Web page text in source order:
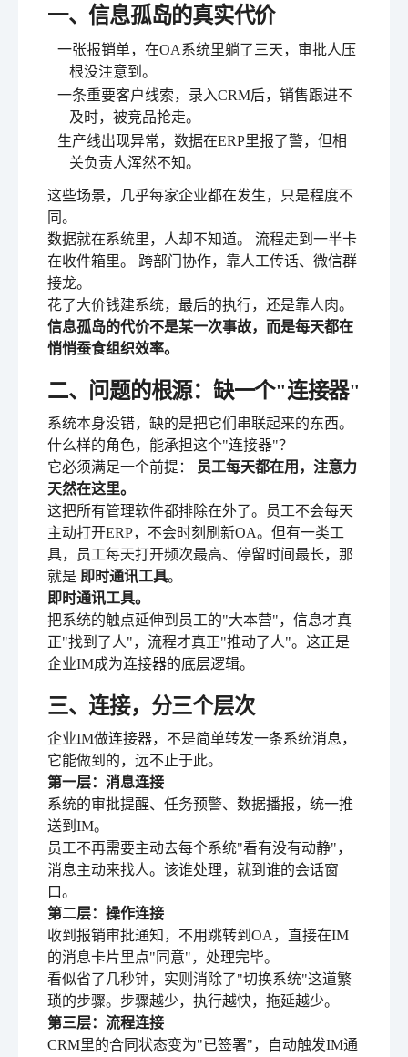
一、信息孤岛的真实代价
一张报销单，在OA系统里躺了三天，审批人压
根没注意到。
一条重要客户线索，录入CRM后，销售跟进不
及时，被竞品抢走。
生产线出现异常，数据在ERP里报了警，但相
关负责人浑然不知。
这些场景，几乎每家企业都在发生，只是程度不
同。
数据就在系统里，人却不知道。 流程走到一半卡
在收件箱里。 跨部门协作，靠人工传话、微信群
接龙。
花了大价钱建系统，最后的执行，还是靠人肉。
信息孤岛的代价不是某一次事故，而是每天都在
悄悄蚕食组织效率。
二、问题的根源：缺一个"连接器"
系统本身没错，缺的是把它们串联起来的东西。
什么样的角色，能承担这个"连接器"？
它必须满足一个前提：
员工每天都在用，注意力
天然在这里。
这把所有管理软件都排除在外了。员工不会每天
主动打开ERP，不会时刻刷新OA。但有一类工
具，员工每天打开频次最高、停留时间最长，那
就是 即时通讯工具。
即时通讯工具。
把系统的触点延伸到员工的"大本营"，信息才真
正"找到了人"，流程才真正"推动了人"。这正是
企业IM成为连接器的底层逻辑。
三、连接，分三个层次
企业IM做连接器，不是简单转发一条系统消息，
它能做到的，远不止于此。
第一层：消息连接
系统的审批提醒、任务预警、数据播报，统一推
送到IM。
员工不再需要主动去每个系统"看有没有动静"，
消息主动来找人。该谁处理，就到谁的会话窗
口。
第二层：操作连接
收到报销审批通知，不用跳转到OA，直接在IM
的消息卡片里点"同意"，处理完毕。
看似省了几秒钟，实则消除了"切换系统"这道繁
琐的步骤。步骤越少，执行越快，拖延越少。
第三层：流程连接
CRM里的合同状态变为"已签署"，自动触发IM通